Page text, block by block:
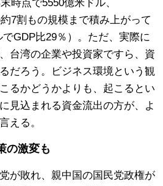
時点で5550億米ドル、
7割もの規模まで積み上がって
GDP比29％）。ただ、実際に
台湾の企業や投資家ですら、資
だろう。ビジネス環境という観
るかどうかよりも、起こるとい
見込まれる資金流出の方が、よ
える。
の激変も
が敗れ、親中国の国民党政権が